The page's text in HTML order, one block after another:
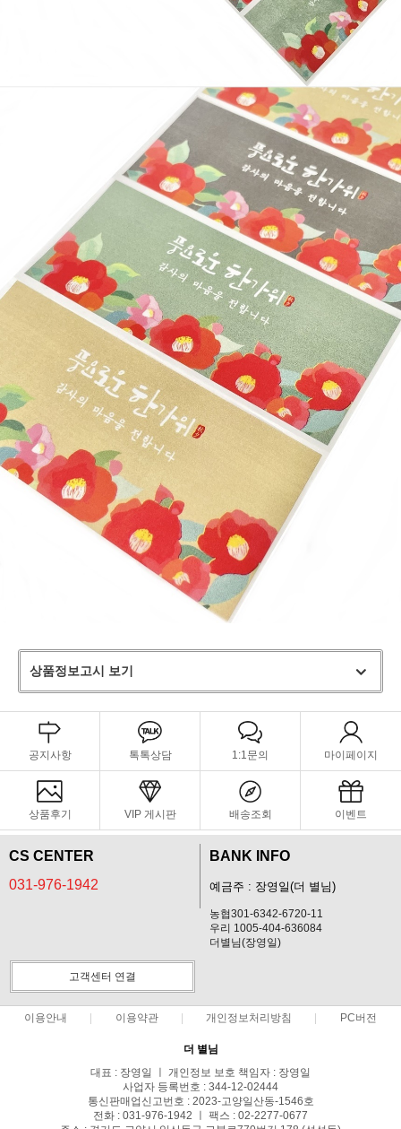
상품정보고시 보기
공지사항 톡톡상담 1:1문의 마이페이지
상품후기 VIP 게시판 배송조회 이벤트
CS CENTER
031-976-1942
BANK INFO
예금주 : 장영일(더 별님)
농협301-6342-6720-11
우리 1005-404-636084
더별님(장영일)
고객센터 연결
이용안내 이용약관 개인정보처리방침 PC버전
더 별님
대표 : 장영일 ㅣ 개인정보 보호 책임자 : 장영일
사업자 등록번호 : 344-12-02444
통신판매업신고번호 : 2023-고양일산동-1546호
전화 : 031-976-1942 ㅣ 팩스 : 02-2277-0677